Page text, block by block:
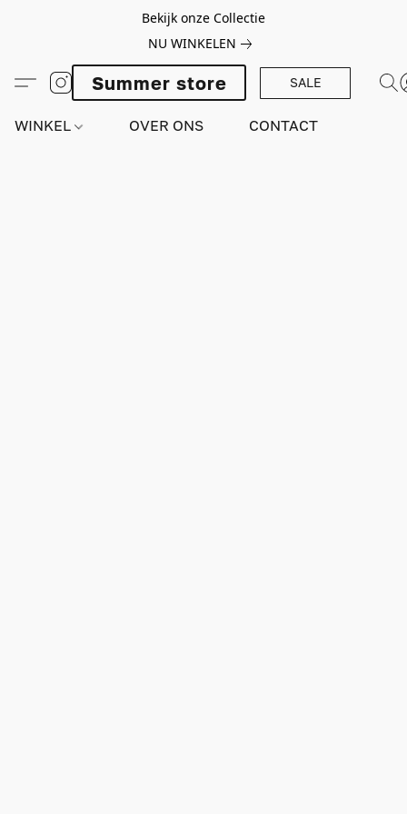
Bekijk onze Collectie
NU WINKELEN
Summer store SALE
WINKEL OVER ONS CONTACT